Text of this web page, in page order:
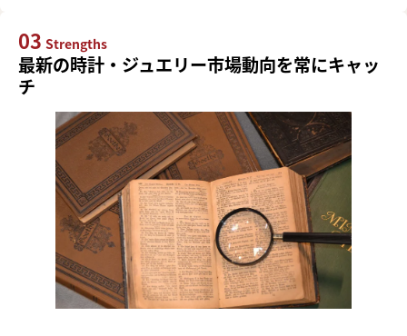
03 Strengths
最新の時計・ジュエリー市場動向を常にキャッ
チ